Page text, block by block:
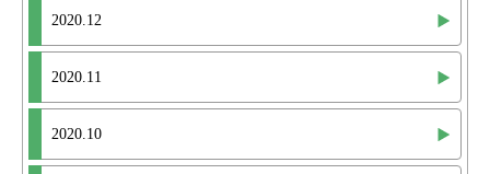
2020.12
2020.11
2020.10